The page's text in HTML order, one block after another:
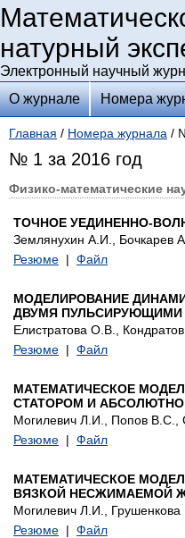
натурный
Электронный научный
О журнале
Номера
Главная / Номера журнала /
№ 1 за 2016 год
Физико-математические
ТОЧНОЕ УЕДИНЕННО-
Землянухин А.И., Бочкарев
Резюме | Файл
МОДЕЛИРОВАНИЕ
ДВУМЯ ПУЛЬСИРУЮЩИМИ
Елистратова О.В.,
Резюме | Файл
МАТЕМАТИЧЕСКОЕ
СТАТОРОМ И
Могилевич Л.И., Попов В.С.,
Резюме | Файл
МАТЕМАТИЧЕСКОЕ
ВЯЗКОЙ НЕСЖИМАЕМОЙ
Могилевич Л.И.,
Резюме | Файл